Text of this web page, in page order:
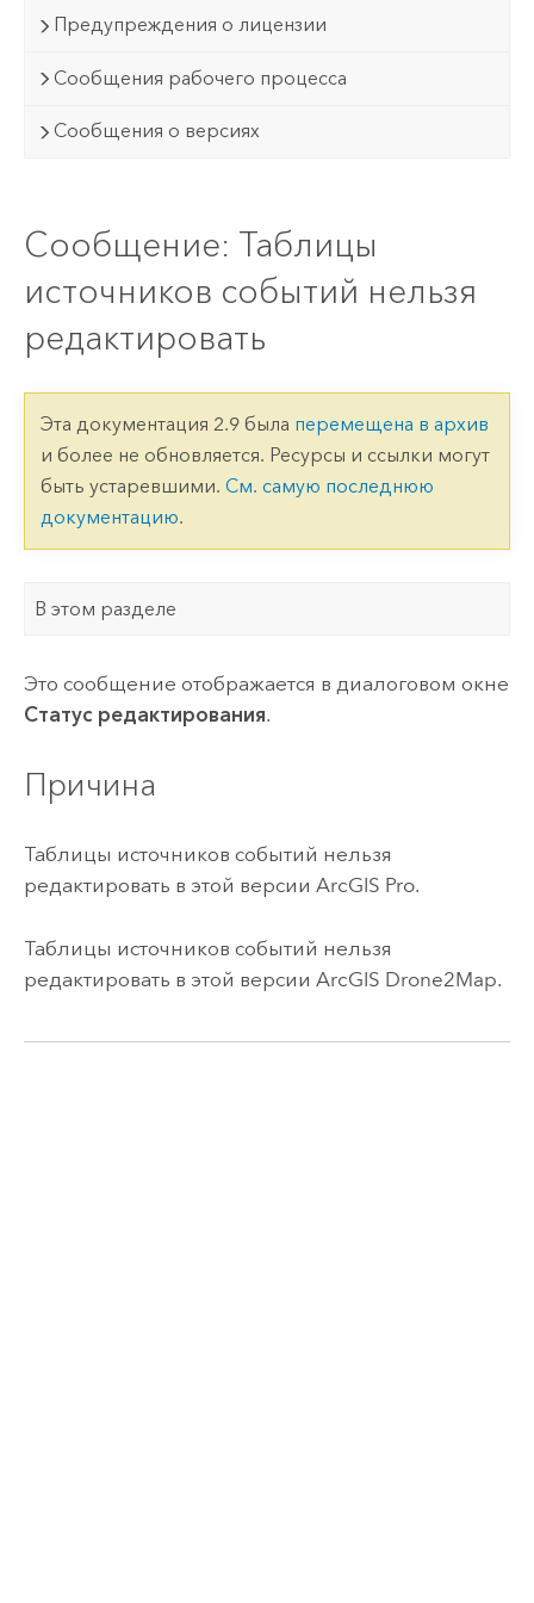
Предупреждения о лицензии
Сообщения рабочего процесса
Сообщения о версиях
Сообщение: Таблицы
источников событий нельзя
редактировать
Эта документация 2.9 была перемещена в архив
и более не обновляется. Ресурсы и ссылки могут
быть устаревшими. См. самую последнюю
документацию.
В этом разделе
Это сообщение отображается в диалоговом окне
Статус редактирования.
Причина
Таблицы источников событий нельзя
редактировать в этой версии ArcGIS Pro.
Таблицы источников событий нельзя
редактировать в этой версии ArcGIS Drone2Map.